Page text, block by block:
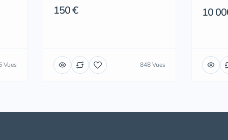
Vues
150 €
848 Vues
10